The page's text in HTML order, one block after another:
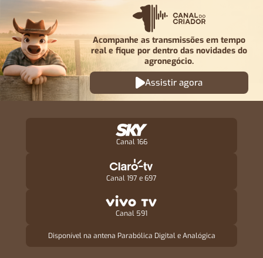
Acompanhe as transmissões em tempo
real e fique pordentro das novidades do
agronegócio.
Assistir agora
Canal 166
Canal 197 e 697
Canal 591
Disponível na antena Parabólica Digital e Analógica